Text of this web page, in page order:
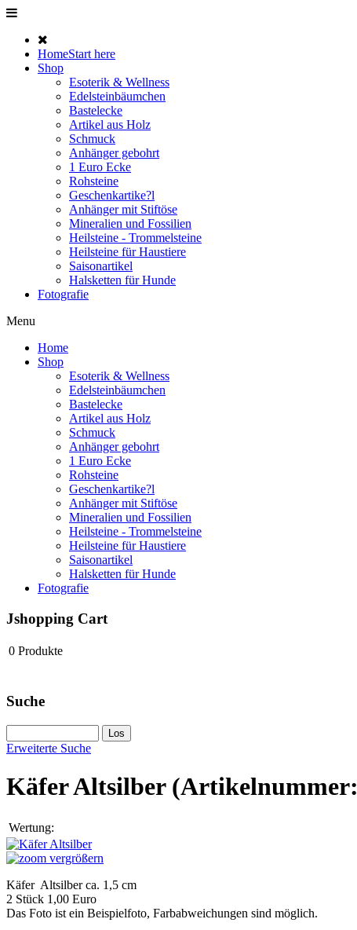
HomeStart here
Shop
Esoterik & Wellness
Edelsteinbäumchen
Bastelecke
Artikel aus Holz
Schmuck
Anhänger gebohrt
1 Euro Ecke
Rohsteine
Geschenkartike?l
Anhänger mit Stiftöse
Mineralien und Fossilien
Heilsteine - Trommelsteine
Heilsteine für Haustiere
Saisonartikel
Halsketten für Hunde
Fotografie
Menu
Home
Shop
Esoterik & Wellness
Edelsteinbäumchen
Bastelecke
Artikel aus Holz
Schmuck
Anhänger gebohrt
1 Euro Ecke
Rohsteine
Geschenkartike?l
Anhänger mit Stiftöse
Mineralien und Fossilien
Heilsteine - Trommelsteine
Heilsteine für Haustiere
Saisonartikel
Halsketten für Hunde
Fotografie
Jshopping Cart
0 Produkte
Suche
Erweiterte Suche
Käfer Altsilber (Artikelnummer:
Wertung:
vergrößern
Käfer Altsilber ca. 1,5 cm
2 Stück 1,00 Euro
Das Foto ist ein Beispielfoto, Farbabweichungen sind möglich.